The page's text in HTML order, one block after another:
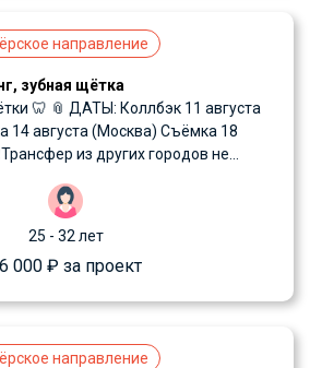
направление
зубная щётка
🦷 📎 ДАТЫ: Коллбэк 11 августа
14 августа (Москва) Съёмка 18
из других городов не...
25 - 32 лет
000 ₽ за проект
направление